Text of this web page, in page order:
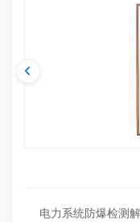
电力系统防爆检测